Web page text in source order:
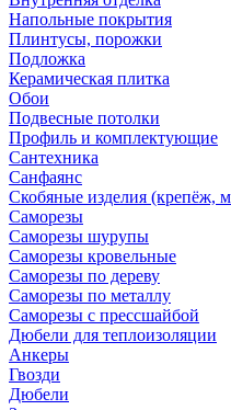
Напольные покрытия
Плинтусы, порожки
Подложка
Керамическая плитка
Обои
Подвесные потолки
Профиль и комплектующие
Сантехника
Санфаянс
Скобяные изделия (крепёж,
Саморезы
Саморезы шурупы
Саморезы кровельные
Саморезы по дереву
Саморезы по металлу
Саморезы с прессшайбой
Дюбели для теплоизоляции
Анкеры
Гвозди
Дюбели